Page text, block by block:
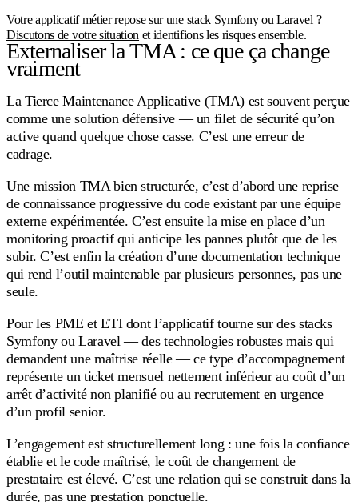
Votre applicatif métier repose sur une stack Symfony ou Laravel ?
Discutons de votre situation et identifions les risques ensemble.
Externaliser la TMA : ce que ça change
vraiment
La Tierce Maintenance Applicative (TMA) est souvent perçue
comme une solution défensive — un filet de sécurité qu’on
active quand quelque chose casse. C’est une erreur de
cadrage.
Une mission TMA bien structurée, c’est d’abord une reprise
de connaissance progressive du code existant par une équipe
externe expérimentée. C’est ensuite la mise en place d’un
monitoring proactif qui anticipe les pannes plutôt que de les
subir. C’est enfin la création d’une documentation technique
qui rend l’outil maintenable par plusieurs personnes, pas une
seule.
Pour les PME et ETI dont l’applicatif tourne sur des stacks
Symfony ou Laravel — des technologies robustes mais qui
demandent une maîtrise réelle — ce type d’accompagnement
représente un ticket mensuel nettement inférieur au coût d’un
arrêt d’activité non planifié ou au recrutement en urgence
d’un profil senior.
L’engagement est structurellement long : une fois la confiance
établie et le code maîtrisé, le coût de changement de
prestataire est élevé. C’est une relation qui se construit dans la
durée, pas une prestation ponctuelle.